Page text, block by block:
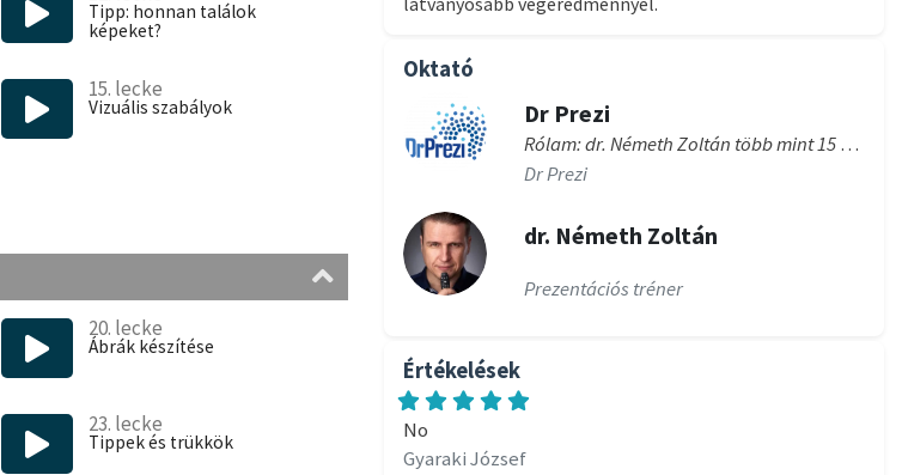
Tipp: honnan találok
képeket?
15. lecke
Vizuális szabályok
20. lecke
Ábrák készítése
23. lecke
Tippek és trükkök
Oktató
Dr Prezi
Rólam: dr. Németh Zoltán több mint 15 éve oktatja a hazai multicégek kollégáit arra hogyan kell egy előadást felépíteni. Több mint 1.000 tréningnap és 8.000 résztvevő után ebben a kurzusban osztja meg először tudását, köztük az üzleti előadások vizuális szabályainak egyedi gyűjteményét. Zoltán nem hisz egyes eszközökben. A PowerPoint mellett a Prezi,com szerződött partnere csapatával – 2015-ben az ő előadásuk lett az „Év Prezije” díj nyertese 2012-ben Prezentációs Büntető Törvénykönyv címmel összeszedte a leggyakrabban előforduló előadói hibákat. Külön fejezetben foglalkozik itt a Vizuális bűncselekményekkel. Zoltán egyben 2 éve fejlesztője egy speciális Powerpoint alkalmazásnak a SlideParrotnak, mellyel örökre el akarja söpörni a gyenge PowerPoint előadásokat. Referenciák: Magyar Telekom, Tesco, Bosch, OTP, Schneider Eletric, McDonalds, GSK, Tchibo, Nestlé, Erste Bank
Dr Prezi
dr. Németh Zoltán
Prezentációs tréner
Értékelések
No
Gyaraki József